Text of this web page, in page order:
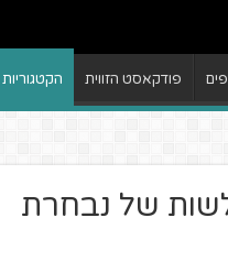
פודקאסט הזווית הקטגוריות
של נבחרת